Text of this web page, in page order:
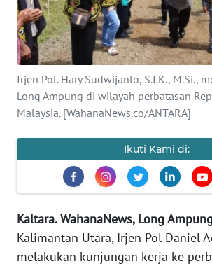
Irjen Pol. Hary Sudwijanto, S.I.K., M.Si.,
Long Ampung di wilayah perbatasan
Malaysia. [WahanaNews.co/ANTARA]
Ikuti Kami di:
Kaltara. WahanaNews, Long
Kalimantan Utara, Irjen Pol Daniel
melakukan kunjungan kerja ke
BERITA
KONTAK
KAMI
INFO
IKLAN
KAMI
MEDIA